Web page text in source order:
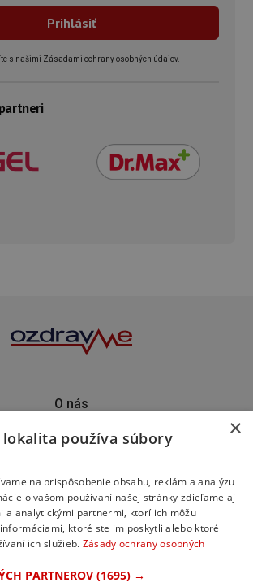
s našimi Zásadami ochrany osobných údajov.
O nás
Predplatné
Podporte nás
×
používa súbory
na prispôsobenie obsahu, reklám a analýzu
o vašom používaní našej stránky zdieľame aj
a analytickými partnermi, ktorí ich môžu
ktoré ste im poskytli alebo ktoré
ich služieb. Zásady ochrany osobných
PARTNEROV (1695) →